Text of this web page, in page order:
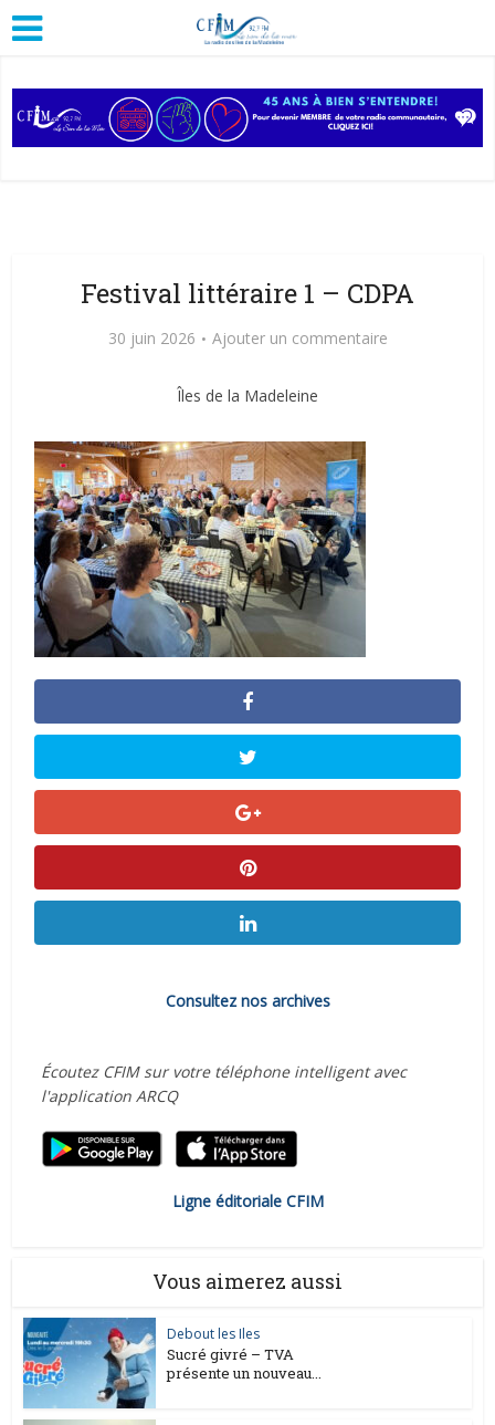
Festival littéraire 1 – CDPA
30 juin 2026 Ajouter un commentaire
Îles de la Madeleine
Consultez nos archives
Écoutez CFIM sur votre téléphone intelligent avec
l'application ARCQ
Ligne éditoriale CFIM
Vous aimerez aussi
Debout les Iles
Sucré givré – TVA
présente un nouveau...